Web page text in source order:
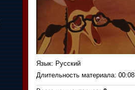
Язык: Русский
Длительность материала: